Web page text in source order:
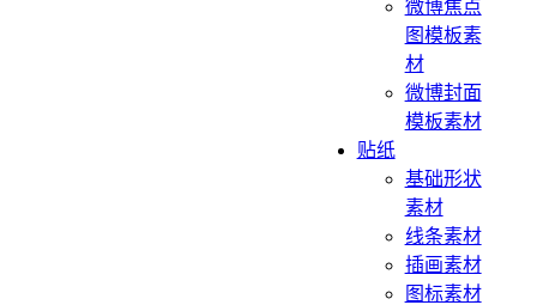
微博焦点
图模板素
材
微博封面
模板素材
贴纸
基础形状
素材
线条素材
插画素材
图标素材